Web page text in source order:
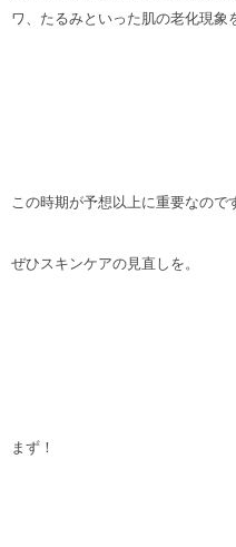
ワ、たるみといった肌の老化現象
この時期が予想以上に重要なので
ぜひスキンケアの見直しを。
まず！